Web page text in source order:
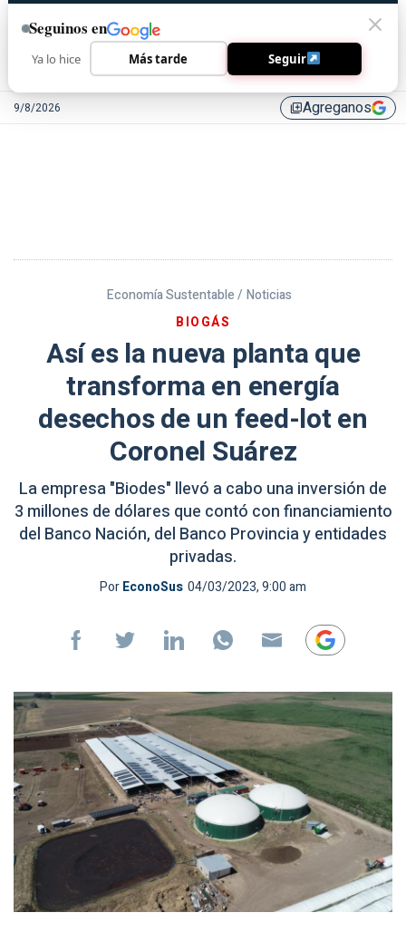
9/8/2026 library_addAgreganos
Economía Sustentable / Noticias
BIOGÁS
Así es la nueva planta que
transforma en energía
desechos de un feed-lot en
Coronel Suárez
La empresa "Biodes" llevó a cabo una inversión de
3 millones de dólares que contó con financiamiento
del Banco Nación, del Banco Provincia y entidades
privadas.
PorEconoSus 04/03/2023, 9:00 am
Seguinos en
Ya lo hice Más tarde Seguir